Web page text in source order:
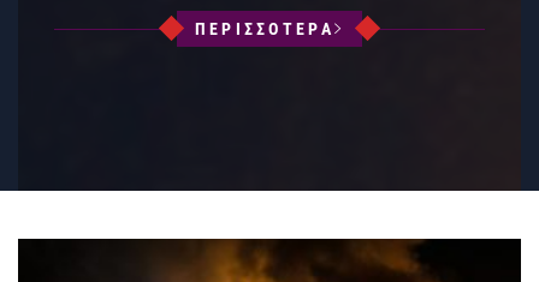
ΠΕΡΙΣΣΟΤΕΡΑ